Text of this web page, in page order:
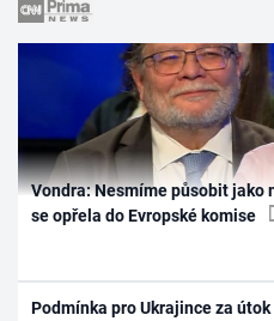
Vondra: Nesmíme působit jako
se opřela do Evropské komise
Podmínka pro Ukrajince za